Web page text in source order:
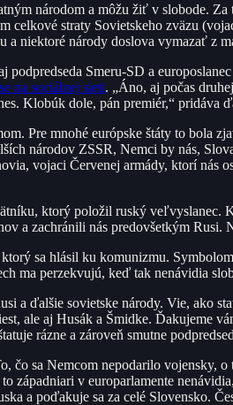
národom a môžu žiť v slobode.
celkové straty Sovietskeho zväzu
niektoré národy doslova vymazať z
Smeru-SD a
na sociálnej sieti. „Áno, aj počas
Klobúk dole, pán premiér,“ pridáva
Pre mnohé európske štáty to bola
národov ZSSR, Nemci by nás,
vojaci Červenej armády, ktorí
ktorý položil ruský veľvyslanec.
a zachránili nás predovšetkým Rusi.
sa hlásil ku komunizmu.
ma perzekvujú, keď tak nenávidia
a ďalšie sovietske národy. Vie, ako
ale aj Husák a Šmidke. Ďakujeme
rázne a zároveň smutne
čo sa Nemcom nepodarilo vojensky,
západniari v europarlamente
a poďakuje sa za celé Slovensko.